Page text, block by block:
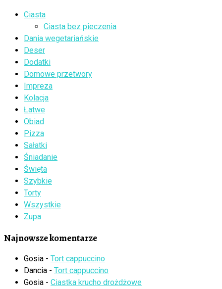
Ciasta
Ciasta bez pieczenia
Dania wegetariańskie
Deser
Dodatki
Domowe przetwory
Impreza
Kolacja
Łatwe
Obiad
Pizza
Sałatki
Śniadanie
Święta
Szybkie
Torty
Wszystkie
Zupa
Najnowsze komentarze
Gosia - Tort cappuccino
Dancia - Tort cappuccino
Gosia - Ciastka krucho drożdżowe